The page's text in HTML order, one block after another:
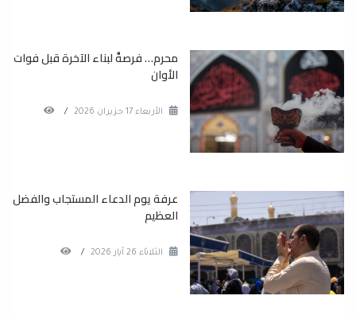
محرم… فرصةٌ لبناء الآخرة قبل فوات
الأوان
الأربعاء 17 حزيران 2026 /
عرفة يوم الدعاء المستجاب والفضل
العظيم
الثلاثاء 26 آيار 2026 /